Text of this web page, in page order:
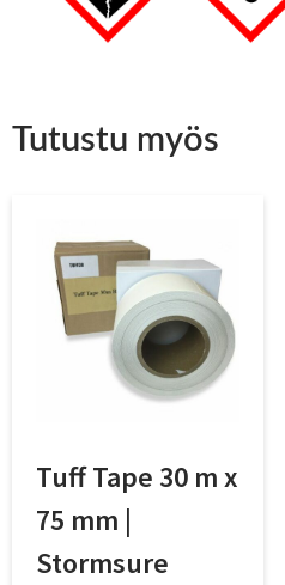
Tutustu myös
Tuff Tape 30 m x
75 mm |
Stormsure